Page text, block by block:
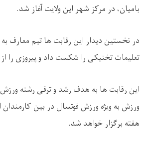
بامیان، در مرکز شهر این ولایت آغاز شد.
تعلیمات تخنیکی را شکست داد و پیروزی را
این رقابت ها به هدف رشد و ترقی رشته
ورزش به ویژه ورزش فوتسال در بین
هفته برگزار خواهد شد.